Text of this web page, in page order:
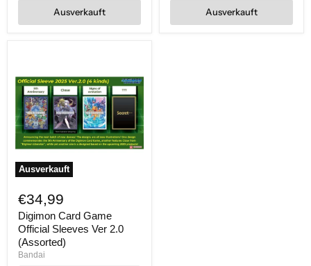
Ausverkauft Ausverkauft
Ausverkauft
Card
Game
Official
Sleeves
Ver
2.0
(Assorted)
€34,99
Digimon Card Game
Official Sleeves Ver 2.0
(Assorted)
Bandai